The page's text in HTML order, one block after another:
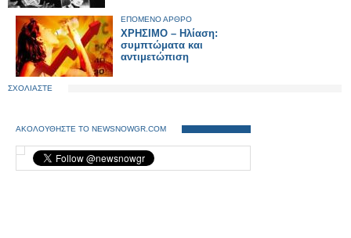
ΕΠΟΜΕΝΟ ΑΡΘΡΟ
ΧΡΗΣΙΜΟ – Ηλίαση:
συμπτώματα και
αντιμετώπιση
ΣΧΟΛΙΑΣΤΕ
ΑΚΟΛΟΥΘΗΣΤΕ ΤΟ NEWSNOWGR.COM